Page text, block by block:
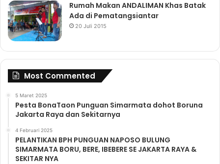
Rumah Makan ANDALIMAN Khas Batak
Ada di Pematangsiantar
20 Juli 2015
Most Commented
5 Maret 2025
Pesta BonaTaon Punguan Simarmata dohot Boruna
Jakarta Raya dan Sekitarnya
4 Februari 2025
PELANTIKAN BPH PUNGUAN NAPOSO BULUNG
SIMARMATA BORU, BERE, IBEBERE SE JAKARTA RAYA &
SEKITAR NYA